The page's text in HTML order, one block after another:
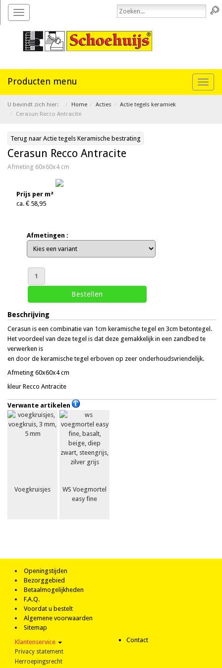
Toggle
navigation
U bevindt zich hier: Home Acties
Actie tegels keramiek
Cerasun Recco Antracite
Terug naar Actie tegels Keramische bestrating
Cerasun Recco Antracite
Afmeting 60x60x4 cm
Prijs per m²
ca. € 58,95
Afmetingen :
Beschrijving
Cerasun is een combinatie van 1cm keramische tegel en 3cm betontegel.
Het voordeel van deze tegel is dat deze gemakkelijk in een zandbed te
verwerken is
en door de keramische tegel erboven op zeer onderhoudsvriendelijk.
Afmeting 60x60x4 cm
kleur Recco Antracite
Verwante artikelen
Voegkruisjes
WS Voegmortel
easy fine
Openingstijden
Bezorggebied
Betaalmogelijkheden
F.A.Q.
Voordat u bestelt
Algemene voorwaarden
Sitemap
Klantenservice
Privacy statement
Herroepingsrecht
Contact